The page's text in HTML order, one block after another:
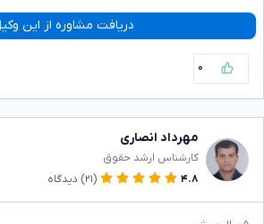
دریافت مشاوره از این
۰
مهرداد انصاری
کارشناس ارشد حقوق
۴.۸
(۲۱) دیدگاه